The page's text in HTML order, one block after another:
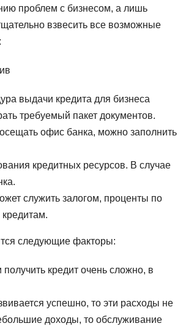
проблем с бизнесом, а лишь
взвесить все возможные
выдачи кредита для бизнеса
требуемый пакет документов.
офис банка, можно заполнить
кредитных ресурсов. В случае
служить залогом, проценты по
следующие факторы:
кредит очень сложно, в
успешно, то эти расходы не
доходы, то обслуживание